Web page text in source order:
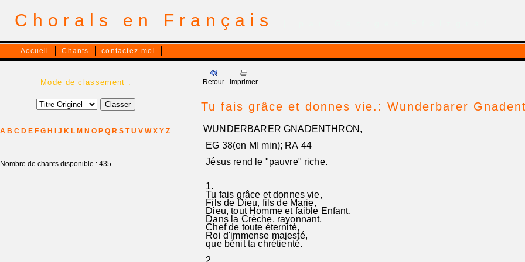
Chorals en Français
Accueil Chants contactez-moi
Mode de classement :
A B C D E F G H J K L M N O P Q R S T U V W X Y Z
Nombre de chants disponible : 435
Retour Imprimer
Tu fais grâce et donnes vie.: Wunderbarer
WUNDERBARER GNADENTHRON,
EG 38(en MI min); RA 44
Jésus rend le "pauvre" riche.
1.
Tu fais grâce et donnes vie,
Fils de Dieu, fils de Marie,
Dieu, tout Homme et faible Enfant,
Dans la Crèche, rayonnant,
Chef de toute éternité,
Roi d'immense majesté,
que bénit ta chrétienté.
2.